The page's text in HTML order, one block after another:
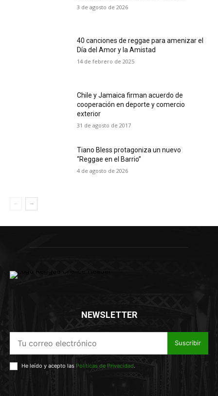
3 de agosto de 2026
40 canciones de reggae para amenizar el
Día del Amor y la Amistad
14 de febrero de 2025
Chile y Jamaica firman acuerdo de
cooperación en deporte y comercio
exterior
31 de agosto de 2017
Tiano Bless protagoniza un nuevo
“Reggae en el Barrio”
4 de agosto de 2026
NEWSLETTER
Suscribir
He leído y acepto las Políticas de Privacidad.